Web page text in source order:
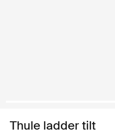
Thule ladder tilt